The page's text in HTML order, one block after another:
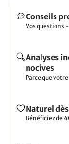
Conseils
Vos questions
Analyses
nocives
Parce que
Naturel
Bénéficiez de